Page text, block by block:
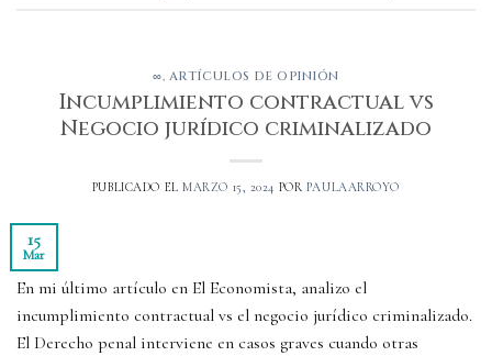
∞, ARTÍCULOS DE OPINIÓN
Incumplimiento contractual vs
Negocio jurídico criminalizado
PUBLICADO ELMARZO 15, 2024 POR PAULAARROYO
15
Mar
En mi último artículo en El Economista, analizo el
incumplimiento contractual vs el negocio jurídico criminalizado.
El Derecho penal interviene en casos graves cuando otras